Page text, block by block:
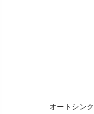
オートシンク